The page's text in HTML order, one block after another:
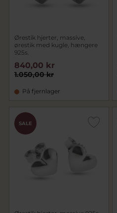
Ørestik hjerter, massive,
ørestik med kugle, hængere
925s.
1.050,00 kr
840,00 kr
På fjernlager
SALE